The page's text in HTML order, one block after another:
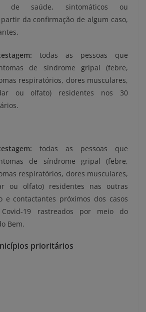
de saúde, sintomáticos ou
da confirmação de algum caso,
todas as pessoas que
de síndrome gripal (febre,
respiratórios, dores musculares,
ou olfato) residentes nos 30
todas as pessoas que
de síndrome gripal (febre,
respiratórios, dores musculares,
ou olfato) residentes nas outras
e contactantes próximos dos casos
19 rastreados por meio do
Bem.
prioritários